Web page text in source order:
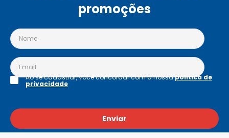
promoções
Enviar
Ao se cadastrar, você concordar com a nossapolítica de
privacidade